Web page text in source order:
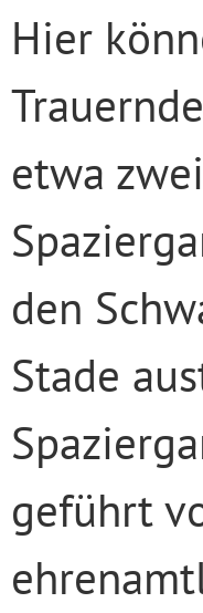
Hier
etwa
den
Stade
geführt